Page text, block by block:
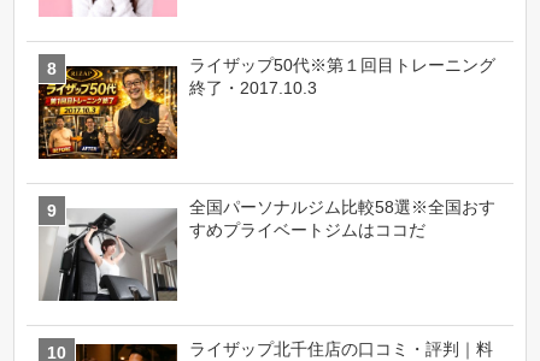
ライザップ50代※第１回目トレーニング
終了・2017.10.3
全国パーソナルジム比較58選※全国おす
すめプライベートジムはココだ
ライザップ北千住店の口コミ・評判｜料